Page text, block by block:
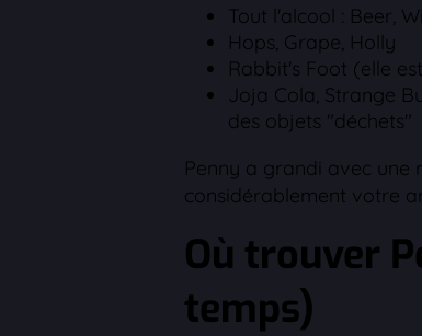
Tout l'alcool : Beer,
Hops, Grape, Holly
Rabbit's Foot (elle
Joja Cola, Strange
des objets "déchets"
Penny a grandi avec
considérablement votre
Où trouver
temps)